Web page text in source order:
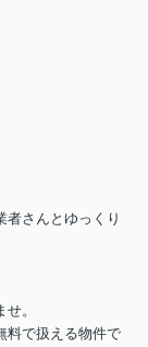
者さんとゆっくり
。
料で扱える物件で